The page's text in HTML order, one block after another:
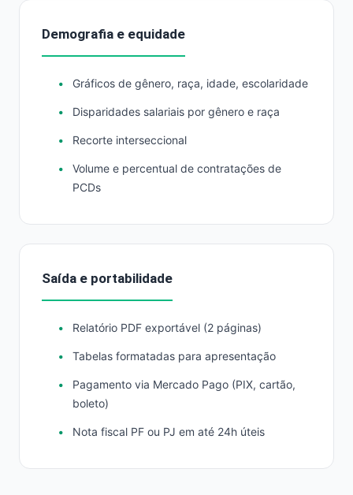
Demografia e equidade
Gráficos de gênero, raça, idade, escolaridade
Disparidades salariais por gênero e raça
Recorte interseccional
Volume e percentual de contratações de
PCDs
Saída e portabilidade
Relatório PDF exportável (2 páginas)
Tabelas formatadas para apresentação
Pagamento via Mercado Pago (PIX, cartão,
boleto)
Nota fiscal PF ou PJ em até 24h úteis